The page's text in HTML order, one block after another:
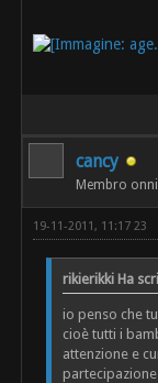
cancy
Membro
19-11-2011, 11:17 23
rikierikki Ha
io penso che
cioè tutti i
attenzione e